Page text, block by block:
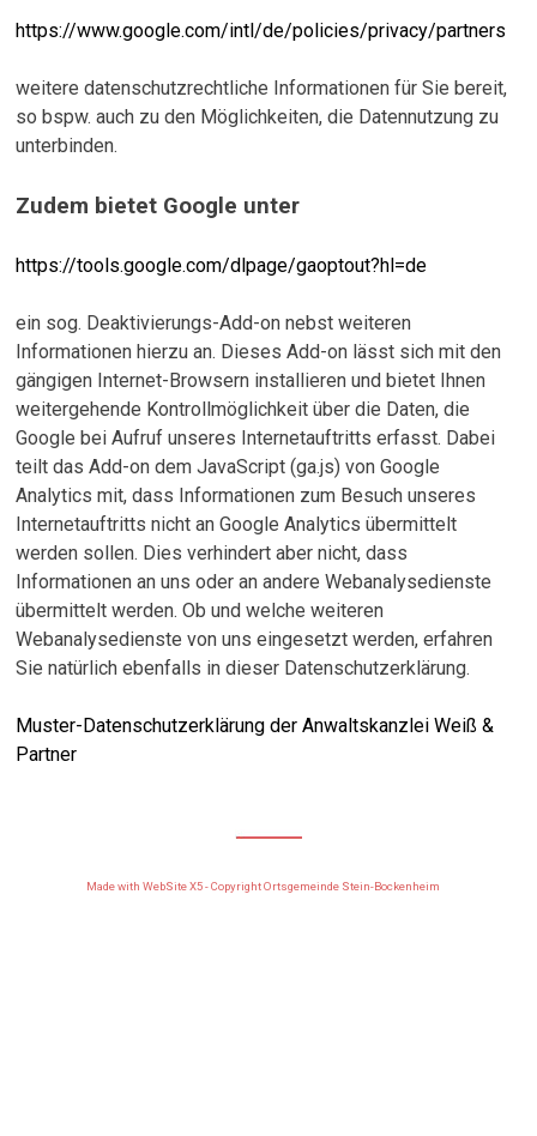
https://www.google.com/intl/de/policies/privacy/partners
weitere datenschutzrechtliche Informationen für Sie bereit,
so bspw. auch zu den Möglichkeiten, die Datennutzung zu
unterbinden.
Zudem bietet Google unter
https://tools.google.com/dlpage/gaoptout?hl=de
ein sog. Deaktivierungs-Add-on nebst weiteren
Informationen hierzu an. Dieses Add-on lässt sich mit den
gängigen Internet-Browsern installieren und bietet Ihnen
weitergehende Kontrollmöglichkeit über die Daten, die
Google bei Aufruf unseres Internetauftritts erfasst. Dabei
teilt das Add-on dem JavaScript (ga.js) von Google
Analytics mit, dass Informationen zum Besuch unseres
Internetauftritts nicht an Google Analytics übermittelt
werden sollen. Dies verhindert aber nicht, dass
Informationen an uns oder an andere Webanalysedienste
übermittelt werden. Ob und welche weiteren
Webanalysedienste von uns eingesetzt werden, erfahren
Sie natürlich ebenfalls in dieser Datenschutzerklärung.
Muster-Datenschutzerklärung der Anwaltskanzlei Weiß &
Partner
Made with WebSite X5 - Copyright Ortsgemeinde Stein-Bockenheim